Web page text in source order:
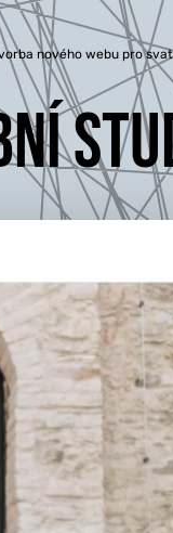
nového webu pro